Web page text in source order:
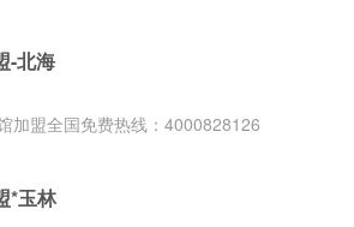
-北海
加盟全国免费热线：4000828126
*玉林